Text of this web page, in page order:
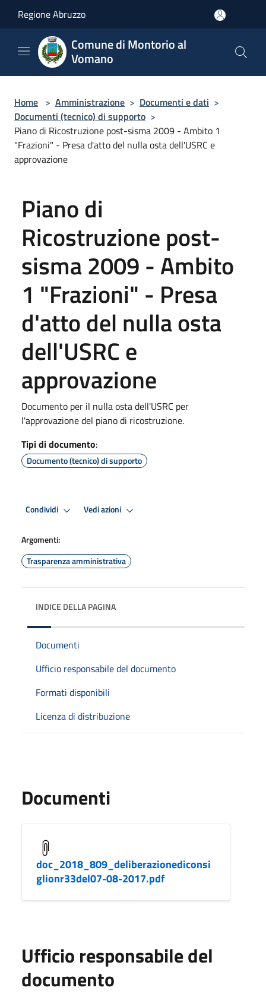
Regione Abruzzo
Comune di Montorio al
Vomano
Home > Amministrazione > Documenti e dati >
Documenti (tecnico) di supporto >
Piano di Ricostruzione post-sisma 2009 - Ambito 1
"Frazioni" - Presa d'atto del nulla osta dell'USRC e
approvazione
Piano di
Ricostruzione post-
sisma 2009 - Ambito
1 "Frazioni" - Presa
d'atto del nulla osta
dell'USRC e
approvazione
Documento per il nulla osta dell'USRC per
l'approvazione del piano di ricostruzione.
Tipi di documento:
Documento (tecnico) di supporto
Condividi Vedi azioni
Argomenti:
Trasparenza amministrativa
INDICE DELLA PAGINA
Documenti
Ufficio responsabile del documento
Formati disponibili
Licenza di distribuzione
Documenti
doc_2018_809_deliberazionediconsi
glionr33del07-08-2017.pdf
Ufficio responsabile del
documento